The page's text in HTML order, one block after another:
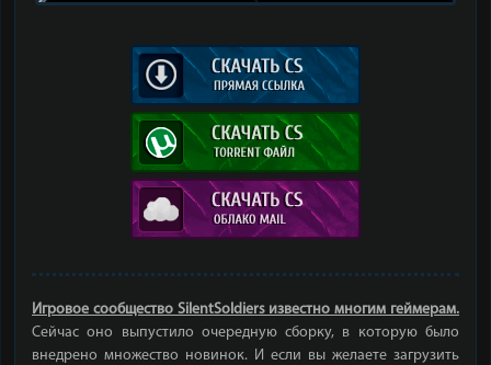
Игровое сообщество SilentSoldiers известно многим геймерам.
Сейчас оно выпустило очередную сборку, в которую было
внедрено множество новинок. И если вы желаете загрузить